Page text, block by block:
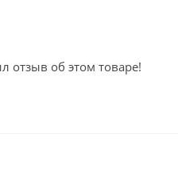
отзыв об этом товаре!